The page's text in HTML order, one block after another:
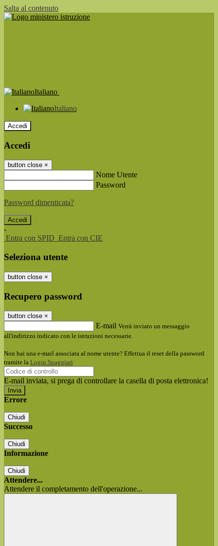
Salta al contenuto
Italiano
Italiano
Accedi
Accedi
button close ×
Nome Utente
Password
Password dimenticata?
-
Entra con SPID Entra con CIE
Seleziona utente
button close ×
Recupero password
button close ×
E-mail Verrà inviato un messaggio
all'indirizzo indicato con le istruzioni necessarie.
Non hai una e-mail associata al nome utente? Effettua il reset della password
tramite la Login Spaggiari
E-mail inviata, si prega di controllare la casella di posta elettronica!
Errore
Chiudi
Successo
Chiudi
Informazione
Chiudi
Attendere...
Attendere il completamento dell'operazione...